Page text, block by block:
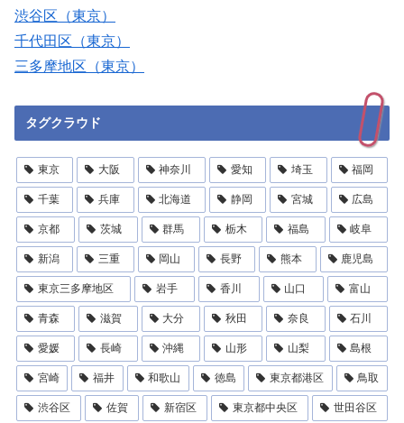
渋谷区（東京）
千代田区（東京）
三多摩地区（東京）
タグクラウド
東京 大阪 神奈川 愛知 埼玉 福岡
千葉 兵庫 北海道 静岡 宮城 広島
京都 茨城 群馬 栃木 福島 岐阜
新潟 三重 岡山 長野 熊本 鹿児島
東京三多摩地区 岩手 香川 山口 富山
青森 滋賀 大分 秋田 奈良 石川
愛媛 長崎 沖縄 山形 山梨 島根
宮崎 福井 和歌山 徳島 東京都港区 鳥取
渋谷区 佐賀 新宿区 東京都中央区 世田谷区